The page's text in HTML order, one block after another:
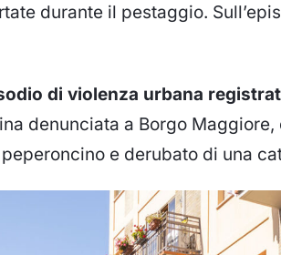
durante il pestaggio.
di violenza urbana
denunciata a Borgo
e derubato di una